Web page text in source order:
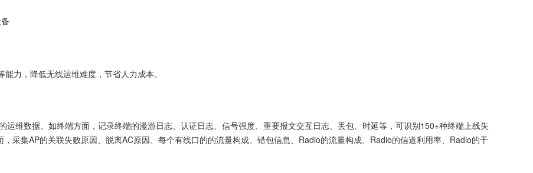
力，降低无线运维难度，节省人力成本。
维数据。如终端方面，记录终端的漫游日志、认证日志、信号强度、重要报文交互日志、丢包、时延等，可识别150+种终端上线失
采集AP的关联失败原因、脱离AC原因、每个有线口的的流量构成、错包信息、Radio的流量构成、Radio的信道利用率、Radio的干